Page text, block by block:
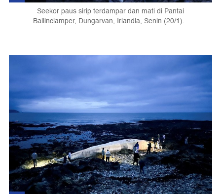
Seekor paus sirip terdampar dan mati di Pantai
Ballinclamper, Dungarvan, Irlandia, Senin (20/1).